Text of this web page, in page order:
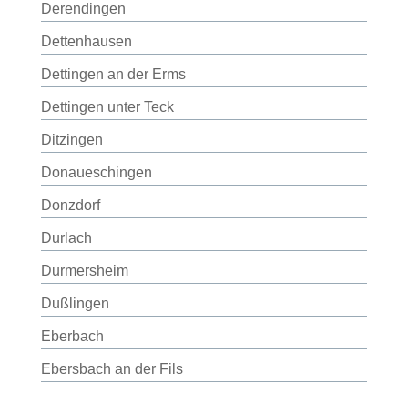
Derendingen
Dettenhausen
Dettingen an der Erms
Dettingen unter Teck
Ditzingen
Donaueschingen
Donzdorf
Durlach
Durmersheim
Dußlingen
Eberbach
Ebersbach an der Fils